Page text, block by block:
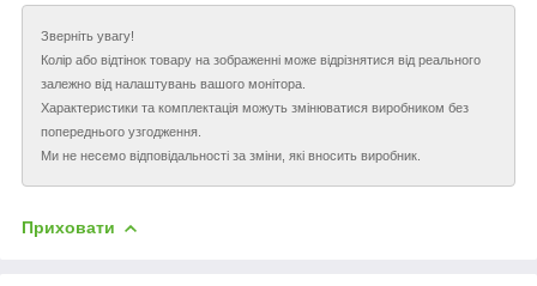
Зверніть увагу!
Колір або відтінок товару на зображенні може відрізнятися від реального
залежно від налаштувань вашого монітора.
Характеристики та комплектація можуть змінюватися виробником без
попереднього узгодження.
Ми не несемо відповідальності за зміни, які вносить виробник.
Приховати